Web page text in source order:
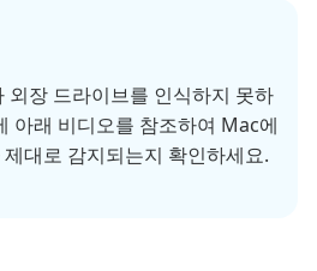
장 드라이브를 인식하지 못하
아래 비디오를 참조하여 Mac에
대로 감지되는지 확인하세요.